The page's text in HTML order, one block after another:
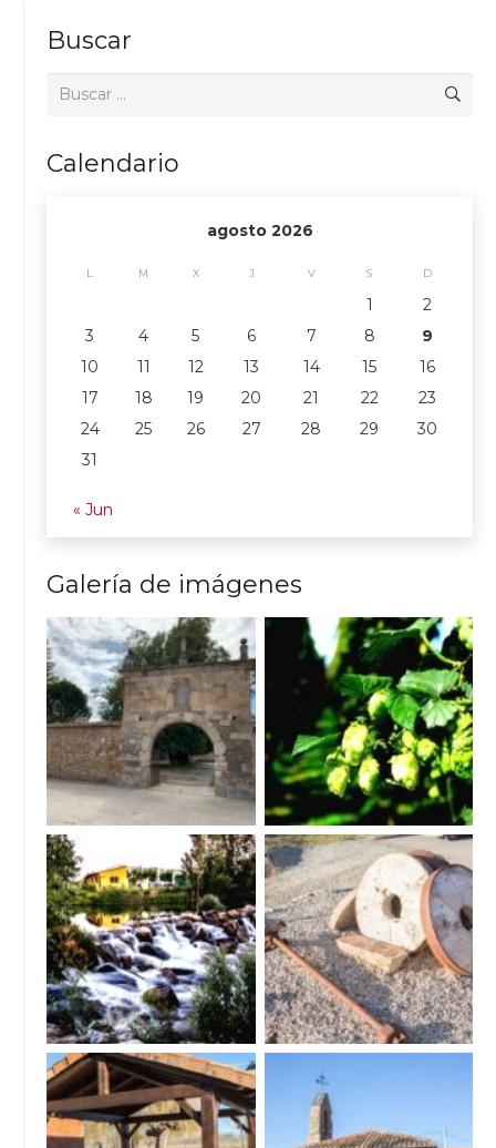
Buscar
Buscar:
Calendario
agosto 2026
L M X J V S D
1
2
3
4 5 6 7 8
9
10
11 12 13 14 15
16
17
18 19 20 21 22
23
24
25 26 27 28 29
30
31
« Jun
Galería de imágenes